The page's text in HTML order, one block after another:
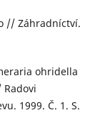
// Záhradníctví.
ohridella
1999. Č. 1. S.